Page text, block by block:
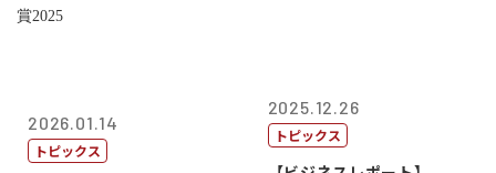
2026.01.14
トピックス
2025.12.26
トピックス